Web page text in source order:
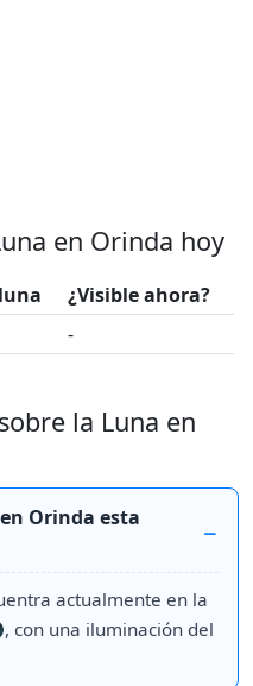
en Orinda hoy
¿Visible ahora?
-
la Luna en
Orinda esta
actualmente en la
con una iluminación del